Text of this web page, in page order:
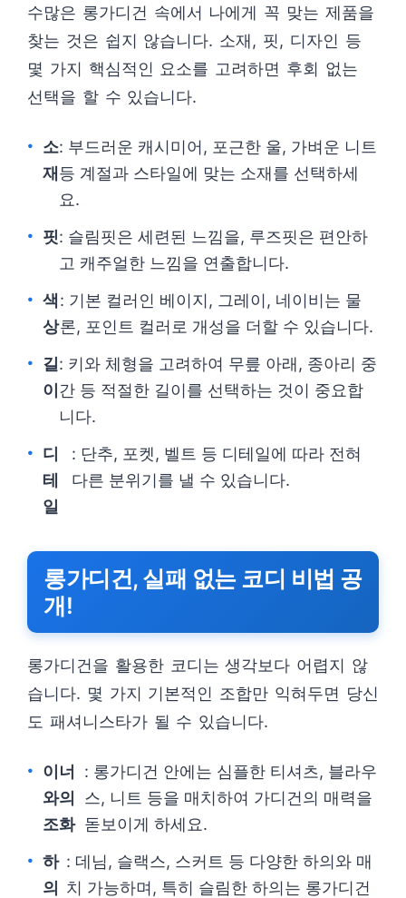
수많은 롱가디건 속에서 나에게 꼭 맞는 제품을
찾는 것은 쉽지 않습니다. 소재, 핏, 디자인 등
몇 가지 핵심적인 요소를 고려하면 후회 없는
선택을 할 수 있습니다.
소
재
: 부드러운 캐시미어, 포근한 울, 가벼운 니트
등 계절과 스타일에 맞는 소재를 선택하세
요.
핏: 슬림핏은 세련된 느낌을, 루즈핏은 편안하
고 캐주얼한 느낌을 연출합니다.
색
상
: 기본 컬러인 베이지, 그레이, 네이비는 물
론, 포인트 컬러로 개성을 더할 수 있습니다.
길
이
: 키와 체형을 고려하여 무릎 아래, 종아리 중
간 등 적절한 길이를 선택하는 것이 중요합
니다.
디
테
일
: 단추, 포켓, 벨트 등 디테일에 따라 전혀
다른 분위기를 낼 수 있습니다.
롱가디건, 실패 없는 코디 비법 공
개!
롱가디건을 활용한 코디는 생각보다 어렵지 않
습니다. 몇 가지 기본적인 조합만 익혀두면 당신
도 패셔니스타가 될 수 있습니다.
이너
와의
조화
: 롱가디건 안에는 심플한 티셔츠, 블라우
스, 니트 등을 매치하여 가디건의 매력을
돋보이게 하세요.
하
의
: 데님, 슬랙스, 스커트 등 다양한 하의와 매
치 가능하며, 특히 슬림한 하의는 롱가디건